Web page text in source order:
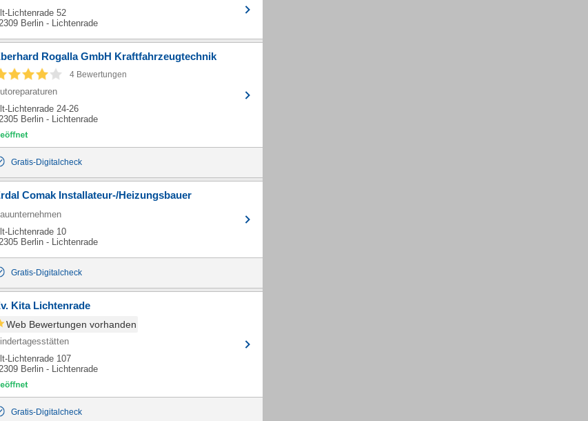
Lichtenrade 52
Berlin - Lichtenrade
Rogalla GmbH Kraftfahrzeugtechnik
4 Bewertungen
Lichtenrade 24-26
Berlin - Lichtenrade
Gratis-Digitalcheck
Comak Installateur-/Heizungsbauer
Lichtenrade 10
Berlin - Lichtenrade
Gratis-Digitalcheck
Kita Lichtenrade
Web Bewertungen vorhanden
Lichtenrade 107
Berlin - Lichtenrade
Gratis-Digitalcheck